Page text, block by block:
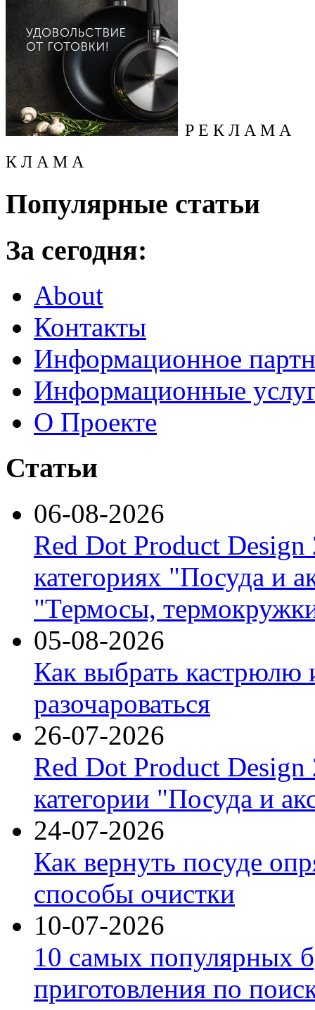
Р Е К Л А М А
К Л А М А
Популярные статьи
За сегодня:
About
Контакты
Информационное
Информационные
О Проекте
Статьи
06-08-2026
Red Dot Product Design
категориях "Посуда и
"Термосы,
05-08-2026
Как выбрать кастрюлю
разочароваться
26-07-2026
Red Dot Product Design
категории "Посуда и
24-07-2026
Как вернуть посуде
способы очистки
10-07-2026
10 самых популярных
приготовления по